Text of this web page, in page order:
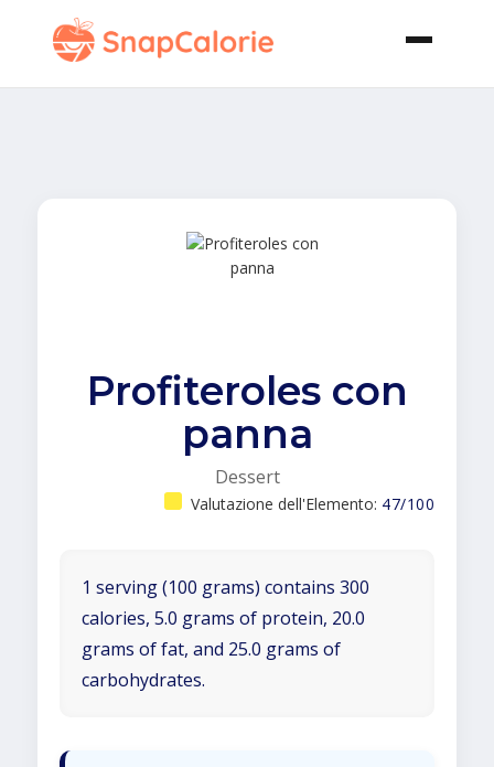
Profiteroles con
panna
Dessert
Valutazione dell'Elemento: 47/100
1 serving (100 grams) contains 300
calories, 5.0 grams of protein, 20.0
grams of fat, and 25.0 grams of
carbohydrates.